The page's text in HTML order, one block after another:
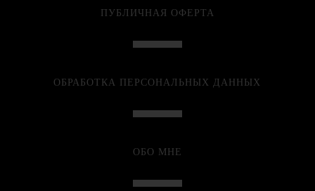
ПУБЛИЧНАЯ ОФЕРТА
ОБРАБОТКА ПЕРСОНАЛЬНЫХ ДАННЫХ
ОБО МНЕ